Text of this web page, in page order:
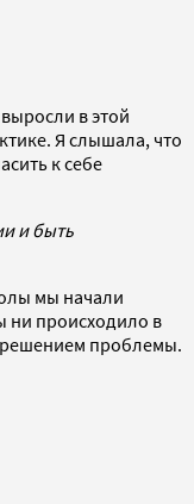
в этой
Я слышала, что
к себе
и быть
мы начали
ни происходило в
решением проблемы.